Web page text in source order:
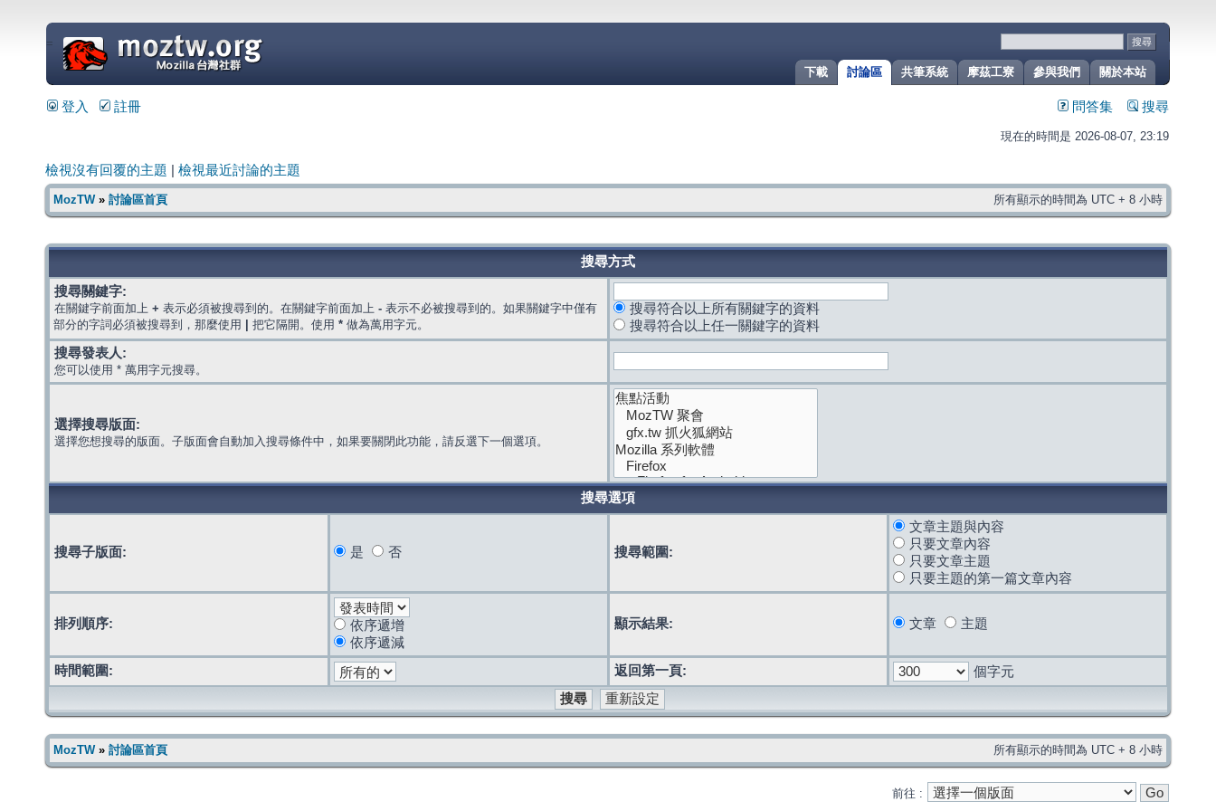
關於本站
參與我們
摩茲工寮
共筆系統
討論區
下載
=
登入 註冊 問答集 搜尋
現在的時間是 2026-08-07, 23:19
檢視沒有回覆的主題 檢視最近討論的主題
MozTW» 討論區首頁 所有顯示的時間為 UTC + 8 小時
搜尋方式
搜尋關鍵字:
在關鍵字前面加上 + 表示必須被搜尋到的。在關鍵字前面加上 - 表示不必被搜尋到的。如果關鍵字中僅有
部分的字詞必須被搜尋到，那麼使用
把它隔開。使用 * 做為萬用字元。
搜尋符合以上所有關鍵字的資料
搜尋符合以上任一關鍵字的資料
搜尋發表人:
您可以使用 * 萬用字元搜尋。
選擇搜尋版面:
選擇您想搜尋的版面。子版面會自動加入搜尋條件中，如果要關閉此功能，請反選下一個選項。
搜尋選項
搜尋子版面: 是 否 搜尋範圍:
文章主題與內容
只要文章內容
只要文章主題
只要主題的第一篇文章內容
排列順序:
依序遞增
依序遞減
顯示結果: 文章 主題
時間範圍: 返回第一頁: 個字元
MozTW» 討論區首頁 所有顯示的時間為 UTC + 8 小時
前往 :